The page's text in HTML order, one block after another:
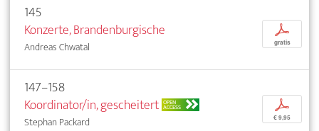
145
Konzerte, Brandenburgische
Andreas Chwatal
p
gratis
147–158
Koordinator/in, gescheitert OPEN
ACCESS
Stephan Packard
p
€ 9,95